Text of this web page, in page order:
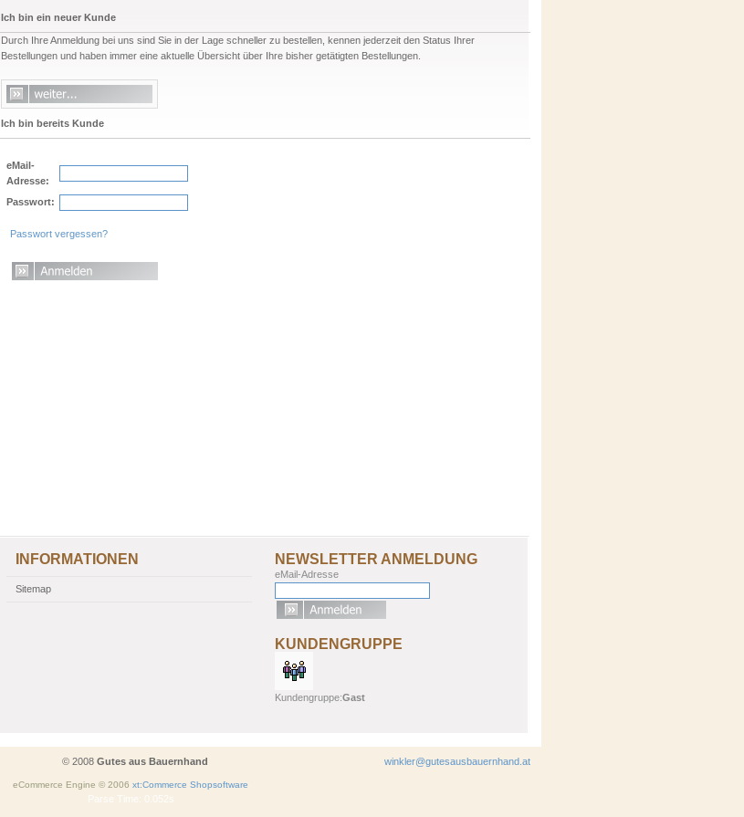
Ich bin ein neuer Kunde
Durch Ihre Anmeldung bei uns sind Sie in der Lage schneller zu bestellen, kennen jederzeit den Status Ihrer
Bestellungen und haben immer eine aktuelle Übersicht über Ihre bisher getätigten Bestellungen.
Ich bin bereits Kunde
eMail-
Adresse:
Passwort:
Passwort vergessen?
INFORMATIONEN
Sitemap
NEWSLETTER ANMELDUNG
eMail-Adresse
KUNDENGRUPPE
Kundengruppe:Gast
© 2008 Gutes aus Bauernhand winkler@gutesausbauernhand.at
eCommerce Engine © 2006 xt:Commerce Shopsoftware
Parse Time: 0.052s